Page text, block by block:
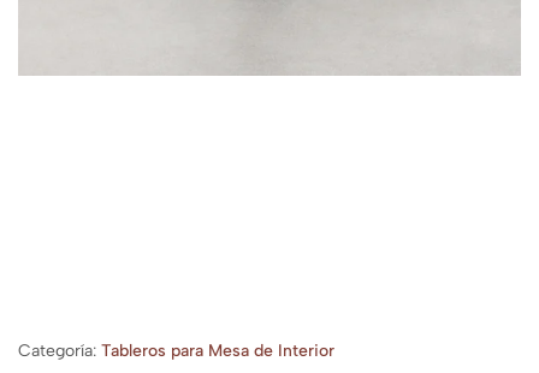
Categoría: Tableros para Mesa de Interior